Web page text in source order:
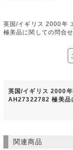
英国/イギリス 2000年
極美品に関しての問合
英国/イギリス 2000
AH27322782 極美品
関連商品